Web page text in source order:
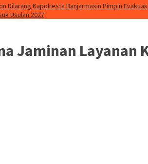
Dilarang Kapolresta Banjarmasin Pimpin
Usulan 2027
Jaminan Layanan